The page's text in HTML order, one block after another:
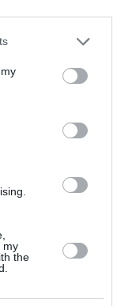
my
the
νέα για